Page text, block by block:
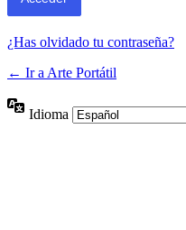
¿Has olvidado tu contraseña?
← Ir a Arte Portátil
Idioma